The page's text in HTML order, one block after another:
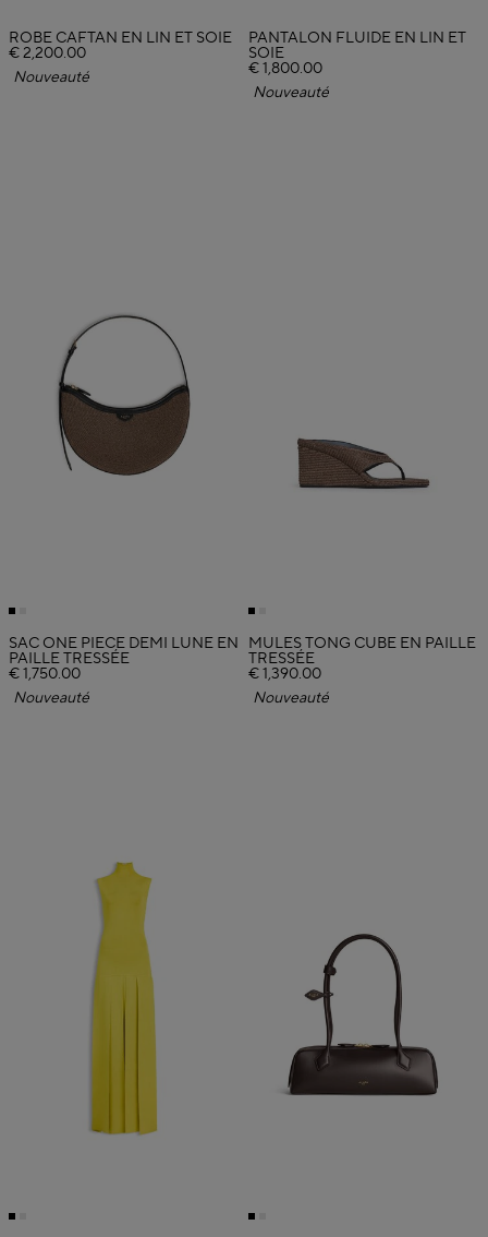
ROBE CAFTAN EN LIN ET SOIE
€ 2,200.00
Nouveauté
PANTALON FLUIDE EN LIN ET
SOIE
€ 1,800.00
Nouveauté
SAC ONE PIECE DEMI LUNE EN
PAILLE TRESSÉE
€ 1,750.00
Nouveauté
MULES TONG CUBE EN PAILLE
TRESSÉE
€ 1,390.00
Nouveauté